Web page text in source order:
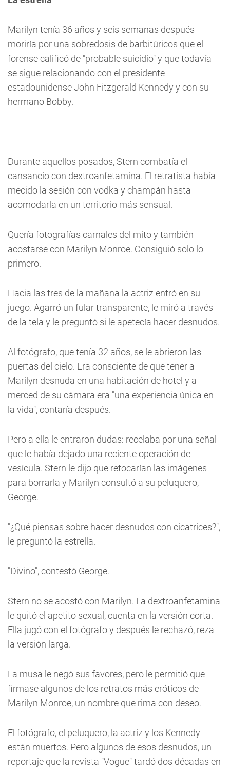
Marilyn tenía 36 años y seis semanas después
moriría por una sobredosis de barbitúricos que el
forense calificó de "probable suicidio" y que todavía
se sigue relacionando con el presidente
estadounidense John Fitzgerald Kennedy y con su
hermano Bobby.
Durante aquellos posados, Stern combatía el
cansancio con dextroanfetamina. El retratista había
mecido la sesión con vodka y champán hasta
acomodarla en un territorio más sensual.
Quería fotografías carnales del mito y también
acostarse con Marilyn Monroe. Consiguió solo lo
primero.
Hacia las tres de la mañana la actriz entró en su
juego. Agarró un fular transparente, le miró a través
de la tela y le preguntó si le apetecía hacer desnudos.
Al fotógrafo, que tenía 32 años, se le abrieron las
puertas del cielo. Era consciente de que tener a
Marilyn desnuda en una habitación de hotel y a
merced de su cámara era "una experiencia única en
la vida", contaría después.
Pero a ella le entraron dudas: recelaba por una señal
que le había dejado una reciente operación de
vesícula. Stern le dijo que retocarían las imágenes
para borrarla y Marilyn consultó a su peluquero,
George.
"¿Qué piensas sobre hacer desnudos con cicatrices?",
le preguntó la estrella.
"Divino", contestó George.
Stern no se acostó con Marilyn. La dextroanfetamina
le quitó el apetito sexual, cuenta en la versión corta.
Ella jugó con el fotógrafo y después le rechazó, reza
la versión larga.
La musa le negó sus favores, pero le permitió que
firmase algunos de los retratos más eróticos de
Marilyn Monroe, un nombre que rima con deseo.
El fotógrafo, el peluquero, la actriz y los Kennedy
están muertos. Pero algunos de esos desnudos, un
reportaje que la revista "Vogue" tardó dos décadas en